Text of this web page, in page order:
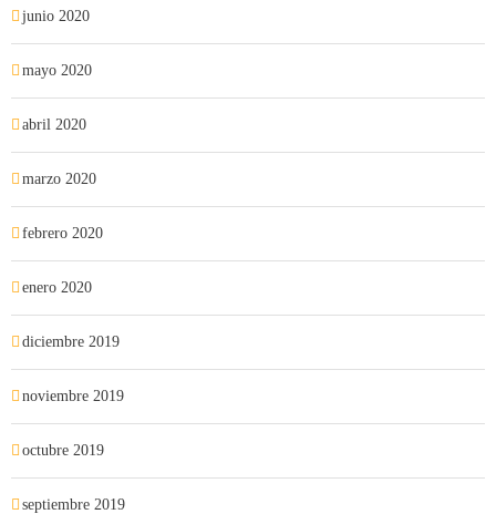
junio 2020
mayo 2020
abril 2020
marzo 2020
febrero 2020
enero 2020
diciembre 2019
noviembre 2019
octubre 2019
septiembre 2019